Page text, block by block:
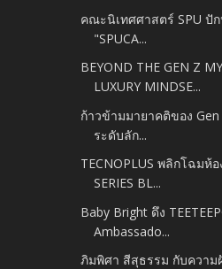
คณะนิเทศศาสตร์ SPU ปั
"SPUCA...
BEYOND THE GEN Z
LUXURY MINDSE...
ก้าวข้ามมายาคติของ
ระดับลัก...
TECNOPLUS พลิกโฉมห้อ
SERIES BL...
Baby Bright ดึง
Ambassado...
ภิมพิศา สีสุธรรม กับควา